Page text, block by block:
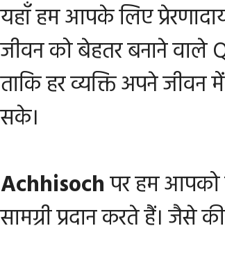
यहाँ हम आपके लिए
जीवन को बेहतर बनाने वाले
ताकि हर व्यक्ति अपने
सके।
Achhisochपर हम आपको
सामग्री प्रदान करते हैं। जैसे